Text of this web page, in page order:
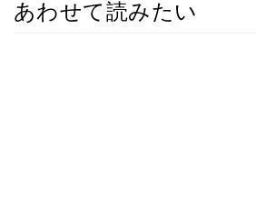
あわせて読みたい